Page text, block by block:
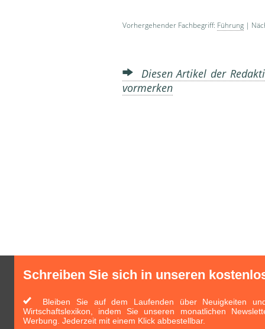
Vorhergehender Fachbegriff: Führung |
Diesen Artikel der
vormerken
Schreiben Sie sich in unseren
Bleiben Sie auf dem Laufenden über Neuigkeiten
Wirtschaftslexikon, indem Sie unseren monatlichen
Werbung. Jederzeit mit einem Klick abbestellbar.